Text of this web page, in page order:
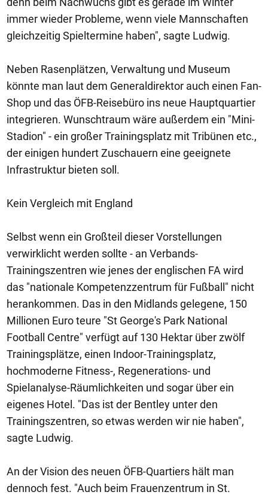
immer wieder Probleme, wenn viele Mannschaften
gleichzeitig Spieltermine haben", sagte Ludwig.
Neben Rasenplätzen, Verwaltung und Museum
könnte man laut dem Generaldirektor auch einen Fan-
Shop und das ÖFB-Reisebüro ins neue Hauptquartier
integrieren. Wunschtraum wäre außerdem ein "Mini-
Stadion" - ein großer Trainingsplatz mit Tribünen etc.,
der einigen hundert Zuschauern eine geeignete
Infrastruktur bieten soll.
Kein Vergleich mit England
Selbst wenn ein Großteil dieser Vorstellungen
verwirklicht werden sollte - an Verbands-
Trainingszentren wie jenes der englischen FA wird
das "nationale Kompetenzzentrum für Fußball" nicht
herankommen. Das in den Midlands gelegene, 150
Millionen Euro teure "St George's Park National
Football Centre" verfügt auf 130 Hektar über zwölf
Trainingsplätze, einen Indoor-Trainingsplatz,
hochmoderne Fitness-, Regenerations- und
Spielanalyse-Räumlichkeiten und sogar über ein
eigenes Hotel. "Das ist der Bentley unter den
Trainingszentren, so etwas werden wir nie haben",
sagte Ludwig.
An der Vision des neuen ÖFB-Quartiers hält man
dennoch fest. "Auch beim Frauenzentrum in St.